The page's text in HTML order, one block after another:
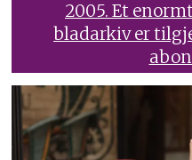
2005. Et
bladarkiv er